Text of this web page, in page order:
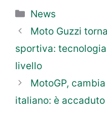
Categorie
News
Moto Guzzi
sportiva:
livello
MotoGP,
italiano: è